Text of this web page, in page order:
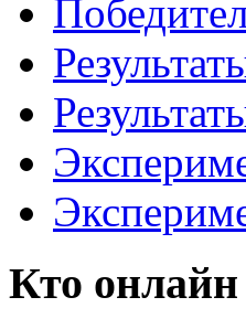
Кто онлайн